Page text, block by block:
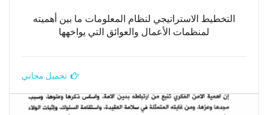
التخطيط الاستراتيجي لنظام المعلومات ما بين أهميته
لمنظمات الأعمال والعوائق التي يواخهها
تحميل مجاني